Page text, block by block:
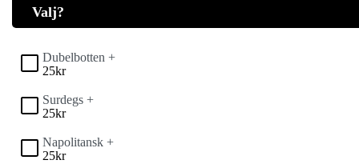
Valj?
Dubelbotten +
25kr
Surdegs +
25kr
Napolitansk +
25kr